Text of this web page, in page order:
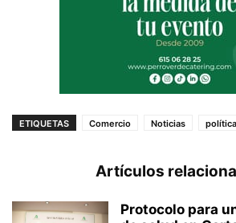
ETIQUETAS Comercio Noticias
Artículos
Protocolo para